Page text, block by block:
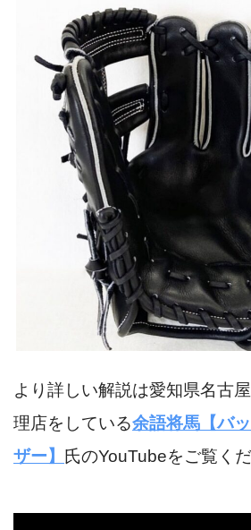
より詳しい解説は愛知県名古
理店をしている余語将馬【バ
ザー】 氏のYouTubeをご覧く